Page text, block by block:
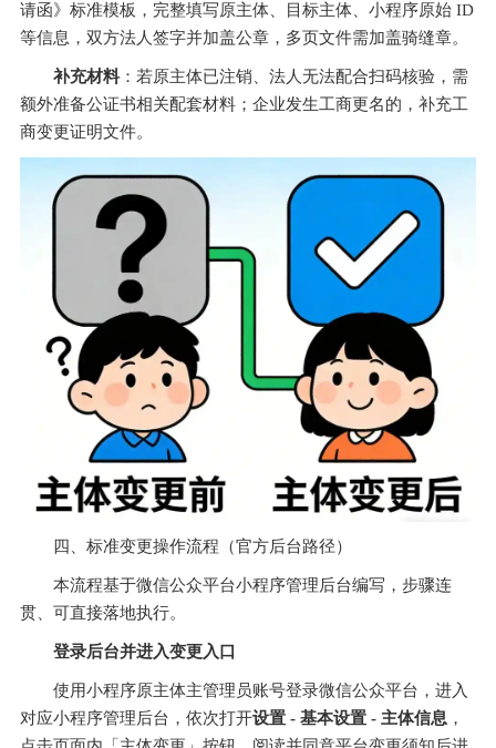
请函》标准模板，完整填写原主体、目标主体、小程序原始 ID
等信息，双方法人签字并加盖公章，多页文件需加盖骑缝章。
补充材料 ：若原主体已注销、法人无法配合扫码核验，需
额外准备公证书相关配套材料；企业发生工商更名的，补充工
商变更证明文件。
四、标准变更操作流程（官方后台路径）
本流程基于微信公众平台小程序管理后台编写，步骤连
贯、可直接落地执行。
登录后台并进入变更入口
使用小程序原主体主管理员账号登录微信公众平台，进入
对应小程序管理后台，依次打开设置 - 基本设置 - 主体信息 ，